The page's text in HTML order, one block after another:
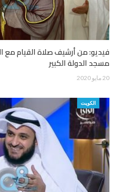
فيديو: من أرشيف صلاة القيام
مسجد الدولة الكبير
20 مايو 2020
الكويت